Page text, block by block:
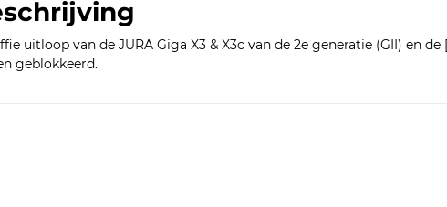
uitloop van de JURA Giga X3 & X3c van de 2e generatie (GII) en
geblokkeerd.